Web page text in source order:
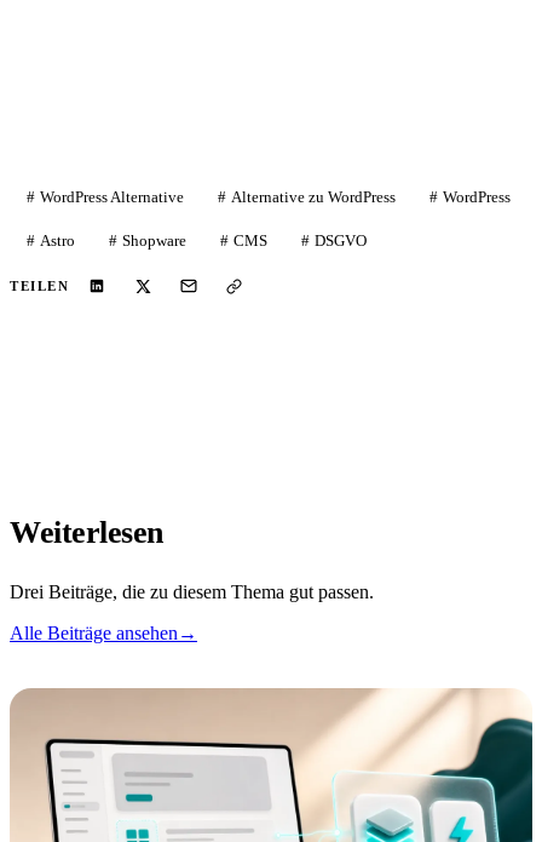
WordPress Alternative Alternative zu WordPress WordPress
Astro Shopware CMS DSGVO
TEILEN
Weiterlesen
Drei Beiträge, die zu diesem Thema gut passen.
Alle Beiträge ansehen →